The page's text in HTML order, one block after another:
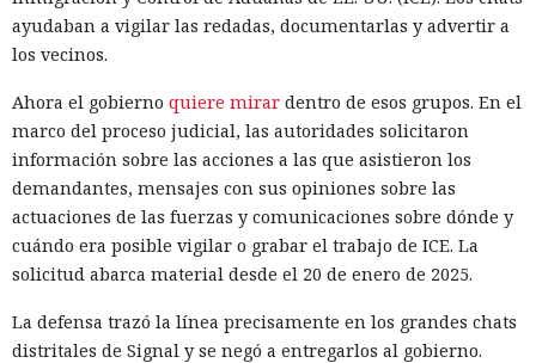
ayudaban a vigilar las redadas, documentarlas y advertir a
los vecinos.
Ahora el gobierno quiere mirar dentro de esos grupos. En el
marco del proceso judicial, las autoridades solicitaron
información sobre las acciones a las que asistieron los
demandantes, mensajes con sus opiniones sobre las
actuaciones de las fuerzas y comunicaciones sobre dónde y
cuándo era posible vigilar o grabar el trabajo de ICE. La
solicitud abarca material desde el 20 de enero de 2025.
La defensa trazó la línea precisamente en los grandes chats
distritales de Signal y se negó a entregarlos al gobierno.